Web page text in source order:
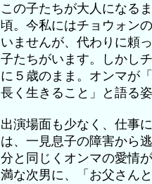
この子たちが大人になる
頃。今私にはチョウォン
いませんが、代わりに頼
子たちがいます。しかし
に５歳のまま。オンマが
長く生きること」と語る
出演場面も少なく、仕事
は、一見息子の障害から
分と同じくオンマの愛情
満な次男に、「お父さん